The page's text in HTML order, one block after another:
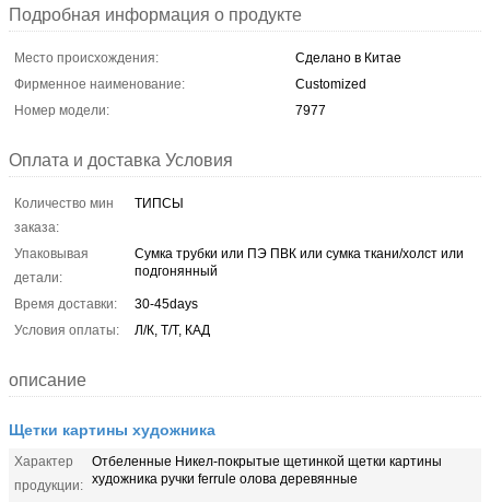
Подробная информация о продукте
Место происхождения:
Сделано в Китае
Фирменное наименование:
Customized
Номер модели:
7977
Оплата и доставка Условия
Количество мин
заказа:
ТИПСЫ
Упаковывая
детали:
Сумка трубки или ПЭ ПВК или сумка ткани/холст или
подгонянный
Время доставки:
30-45days
Условия оплаты:
Л/К, Т/Т, КАД
описание
Щетки картины художника
Характер
продукции:
Отбеленные Никел-покрытые щетинкой щетки картины
художника ручки ferrule олова деревянные